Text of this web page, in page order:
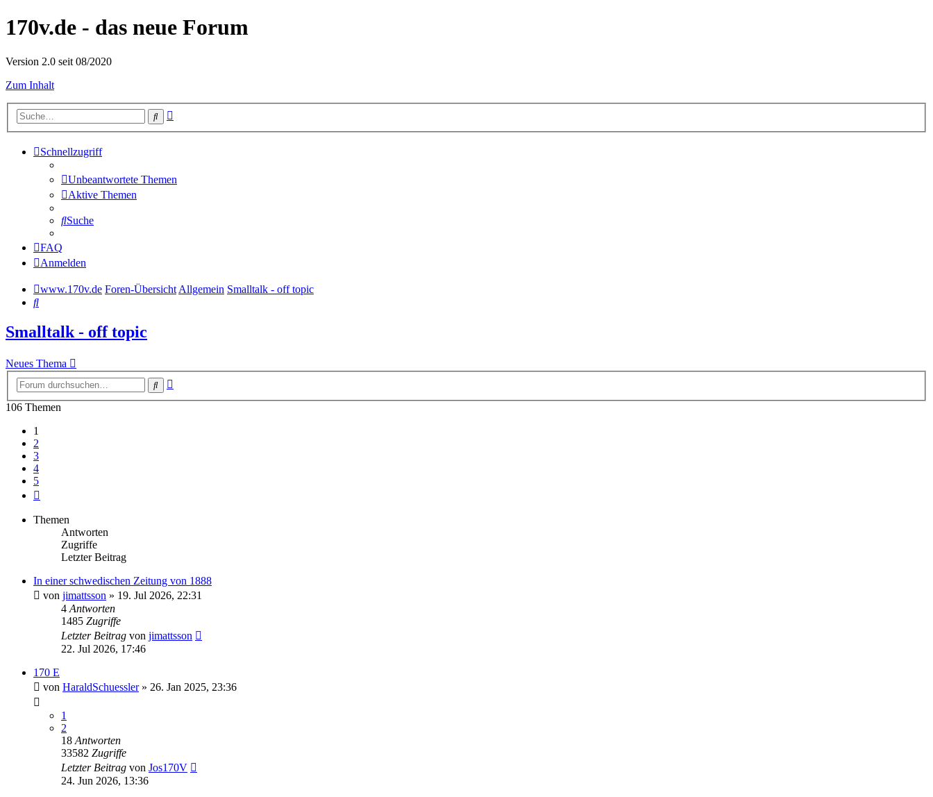
170v.de - das neue Forum
Version 2.0 seit 08/2020
Zum Inhalt
Suche
Schnellzugriff
Unbeantwortete Themen
Aktive Themen
Suche
FAQ
Anmelden
www.170v.de Foren-ÜbersichtAllgemein Smalltalk - off topic
Suche
Smalltalk - off topic
Neues Thema
Suche
106 Themen
1
2
3
4
5
Themen
Antworten
Zugriffe
Letzter Beitrag
In einer schwedischen Zeitung von 1888
von jimattsson » 19. Jul 2026, 22:31
4 Antworten
1485 Zugriffe
Letzter Beitrag von jimattsson
22. Jul 2026, 17:46
170 E
von HaraldSchuessler» 26. Jan 2025, 23:36
1
2
18 Antworten
33582 Zugriffe
Letzter Beitrag von Jos170V
24. Jun 2026, 13:36